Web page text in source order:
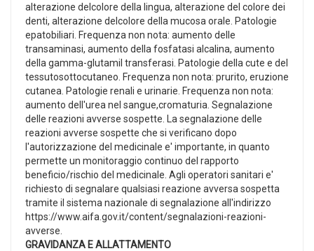
alterazione delcolore della lingua, alterazione del colore dei
denti, alterazione delcolore della mucosa orale. Patologie
epatobiliari. Frequenza non nota: aumento delle
transaminasi, aumento della fosfatasi alcalina, aumento
della gamma-glutamil transferasi. Patologie della cute e del
tessutosottocutaneo. Frequenza non nota: prurito, eruzione
cutanea. Patologie renali e urinarie. Frequenza non nota:
aumento dell'urea nel sangue,cromaturia. Segnalazione
delle reazioni avverse sospette. La segnalazione delle
reazioni avverse sospette che si verificano dopo
l'autorizzazione del medicinale e' importante, in quanto
permette un monitoraggio continuo del rapporto
beneficio/rischio del medicinale. Agli operatori sanitari e'
richiesto di segnalare qualsiasi reazione avversa sospetta
tramite il sistema nazionale di segnalazione all'indirizzo
https://www.aifa.gov.it/content/segnalazioni-reazioni-
avverse.
GRAVIDANZA E ALLATTAMENTO